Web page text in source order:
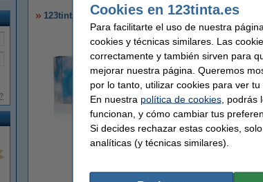
123tinta LW650XL PRO etiquetas de dirección (89 x
Para recibir o enviar
rápidamente y envía
marca 123tinta
imprimir etiquetas de
rollo, por lo que
¡Verás la diferencia
Este producto marca
Características
Cookies en 123tinta.es
Para facilitarte el uso de nuestra
cookies y técnicas similares. Las
correctamente y también sirven para
mejorar nuestra página. Queremos
por lo tanto, utilizar cookies para ver
En nuestra política de cookies, podrás
funcionan, y cómo cambiar tus
Si decides rechazar estas cookies,
analíticas (y técnicas similares).